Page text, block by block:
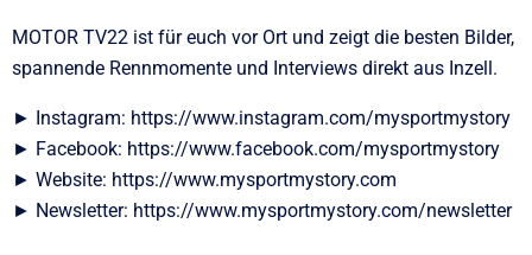
MOTOR TV22 ist für euch vor Ort und zeigt die besten Bilder,
spannende Rennmomente und Interviews direkt aus Inzell.
► Instagram: https://www.instagram.com/mysportmystory
► Facebook: https://www.facebook.com/mysportmystory
► Website: https://www.mysportmystory.com
► Newsletter: https://www.mysportmystory.com/newsletter